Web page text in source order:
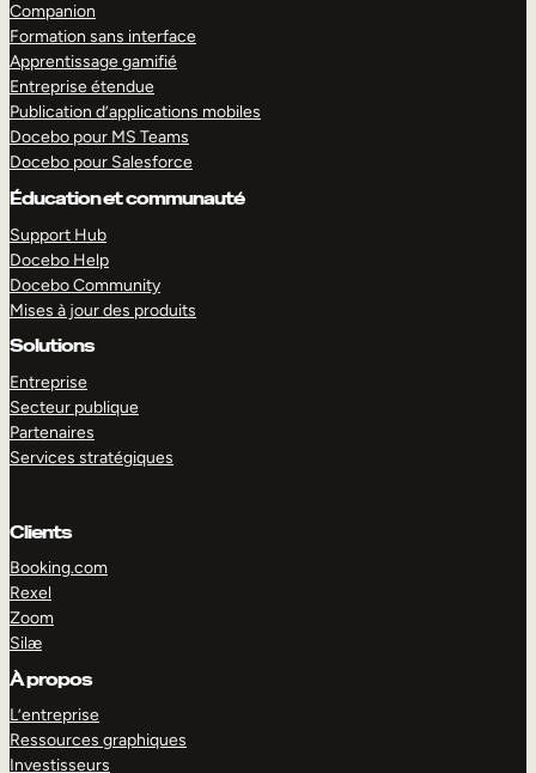
Companion
Formation sans interface
Apprentissage gamifié
Entreprise étendue
Publication d’applications mobiles
Docebo pour MS Teams
Docebo pour Salesforce
Éducation et communauté
Support Hub
Docebo Help
Docebo Community
Mises à jour des produits
Solutions
Entreprise
Secteur publique
Partenaires
Services stratégiques
Clients
Booking.com
Rexel
Zoom
Silæ
À propos
L’entreprise
Ressources graphiques
Investisseurs